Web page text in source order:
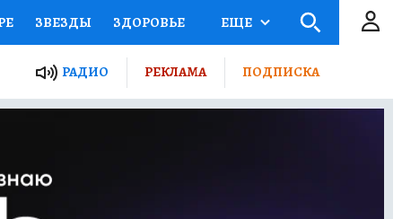
ЗВЕЗДЫ ЗДОРОВЬЕ
ПРОЕКТЫ РОССИИ
ПУТЕВОДИТЕЛЬ
ЕЩЕ
РАДИО РЕКЛАМА ПОДПИСКА